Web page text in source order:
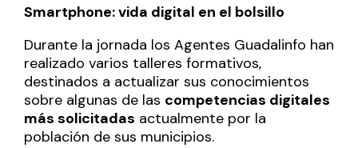
Smartphone: vida digital en el bolsillo
Durante la jornada los Agentes Guadalinfo han
realizado varios talleres formativos,
destinados a actualizar sus conocimientos
sobre algunas de las competencias digitales
más solicitadas actualmente por la
población de sus municipios.